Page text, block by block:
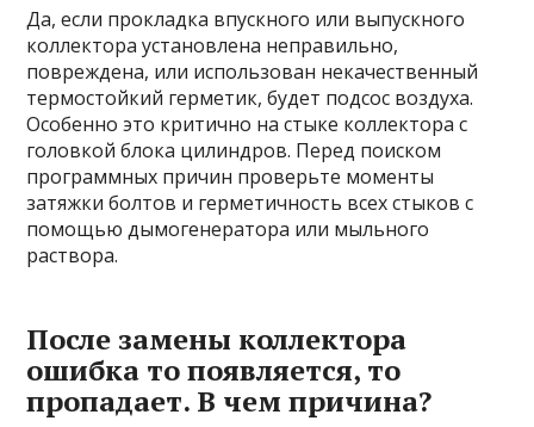
Да, если прокладка впускного или выпускного
коллектора установлена неправильно,
повреждена, или использован некачественный
термостойкий герметик, будет подсос воздуха.
Особенно это критично на стыке коллектора с
головкой блока цилиндров. Перед поиском
программных причин проверьте моменты
затяжки болтов и герметичность всех стыков с
помощью дымогенератора или мыльного
раствора.
После замены коллектора
ошибка то появляется, то
пропадает. В чем причина?